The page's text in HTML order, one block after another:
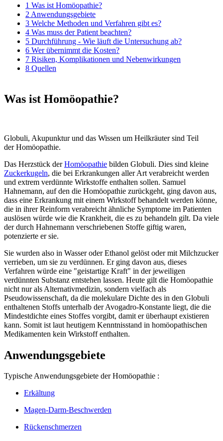
1 Was ist Homöopathie?
2 Anwendungsgebiete
3 Welche Methoden und Verfahren gibt es?
4 Was muss der Patient beachten?
5 Durchführung - Wie läuft die Untersuchung ab?
6 Wer übernimmt die Kosten?
7 Risiken, Komplikationen und Nebenwirkungen
8 Quellen
Was ist Homöopathie?
Globuli, Akupunktur und das Wissen um Heilkräuter sind Teil
der Homöopathie.
Das Herzstück derHomöopathie bilden Globuli. Dies sind kleine
Zuckerkugeln, die bei Erkrankungen aller Art verabreicht werden
und extrem verdünnte Wirkstoffe enthalten sollen. Samuel
Hahnemann, auf den die Homöopathie zurückgeht, ging davon aus,
dass eine Erkrankung mit einem Wirkstoff behandelt werden könne,
die in ihrer Reinform verabreicht ähnliche Symptome im Patienten
auslösen würde wie die Krankheit, die es zu behandeln gilt. Da viele
der durch Hahnemann verschriebenen Stoffe giftig waren,
potenzierte er sie.
Sie wurden also in Wasser oder Ethanol gelöst oder mit Milchzucker
verrieben, um sie zu verdünnen. Er ging davon aus, dieses
Verfahren würde eine "geistartige Kraft" in der jeweiligen
verdünnten Substanz entstehen lassen. Heute gilt die Homöopathie
nicht nur als Alternativmedizin, sondern vielfach als
Pseudowissenschaft, da die molekulare Dichte des in den Globuli
enthaltenen Stoffs unterhalb der Avogadro-Konstante liegt, die die
Mindestdichte eines Stoffes vorgibt, damit er überhaupt existieren
kann. Somit ist laut heutigem Kenntnisstand in homöopathischen
Medikamenten kein Wirkstoff enthalten.
Anwendungsgebiete
Typische Anwendungsgebiete der Homöopathie :
Erkältung
Magen-Darm-Beschwerden
Rückenschmerzen